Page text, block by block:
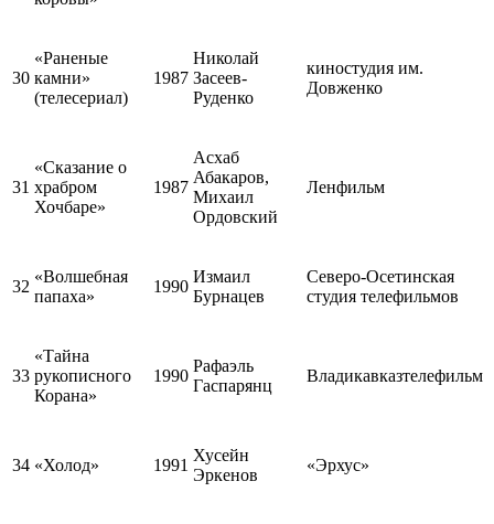
30
«Раненые
камни»
(телесериал)
1987
Николай
Засеев-
Руденко
киностудия им.
Довженко
31
«Сказание о
храбром
Хочбаре»
1987
Асхаб
Абакаров,
Михаил
Ордовский
Ленфильм
32
«Волшебная
папаха»
1990
Измаил
Бурнацев
Северо-Осетинская
студия телефильмов
33
«Тайна
рукописного
Корана»
1990
Рафаэль
Гаспарянц
Владикавказтелефильм
34 «Холод» 1991
Хусейн
Эркенов
«Эрхус»